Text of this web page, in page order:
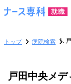
トップ 病院検索
戸田中央メデ